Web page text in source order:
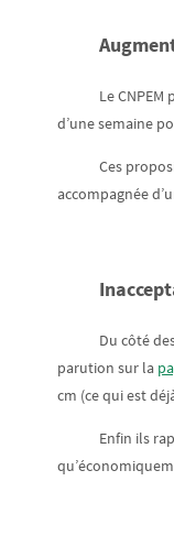
Le
d’une semaine
Ces
accompagnée
Du côté
parution sur la
cm (ce qui est
Enfin ils